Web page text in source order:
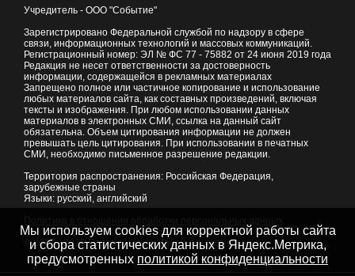
Учредитель - ООО "Событие"
Зарегистрировано Федеральной службой по надзору в сфере
связи, информационных технологий и массовых коммуникаций.
Регистрационный номер: ЭЛ № ФС 77 - 75882 от 24 июня 2019 года
Редакция не несет ответственности за достоверность
информации, содержащейся в рекламных материалах
Запрещено полное или частичное копирование и использование
любых материалов сайта, как составных произведений, включая
тексты и изображения. При любом использовании данных
материалов в электронных СМИ, ссылка на данный сайт
обязательна. Объем цитирования информации не должен
превышать цель цитирования. При использовании в печатных
СМИ, необходимо письменное разрешение редакции.
Территория распространения: Российская Федерация,
зарубежные страны
Языки: русский, английский
© 2007 - 2026Портал Читы и Забайкальского края
Мы используем cookies для корректной работы сайта
и сбора статистических данных в Яндекс.Метрика,
предусмотренных политикой конфиденциальности